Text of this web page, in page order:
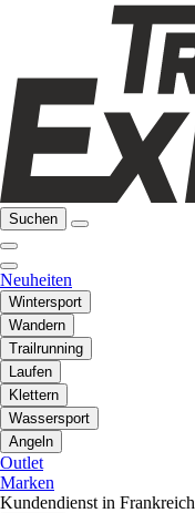
Suchen
Neuheiten
Wintersport
Wandern
Trailrunning
Laufen
Klettern
Wassersport
Angeln
Outlet
Marken
Kundendienst in Frankreich